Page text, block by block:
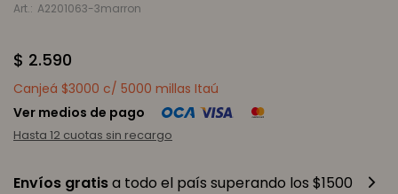
A2201063-3marron
$ 2.590
Canjeá $3000 c/ 5000 millas Itaú
Ver medios de pago
Hasta 12 cuotas sin recargo
Envíos gratisa todo el país superando los $1500